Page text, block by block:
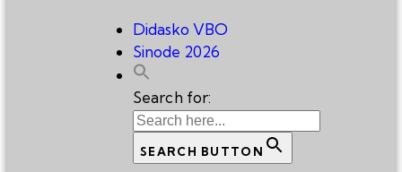
Didasko VBO
Sinode 2026
Search for:
SEARCH BUTTON